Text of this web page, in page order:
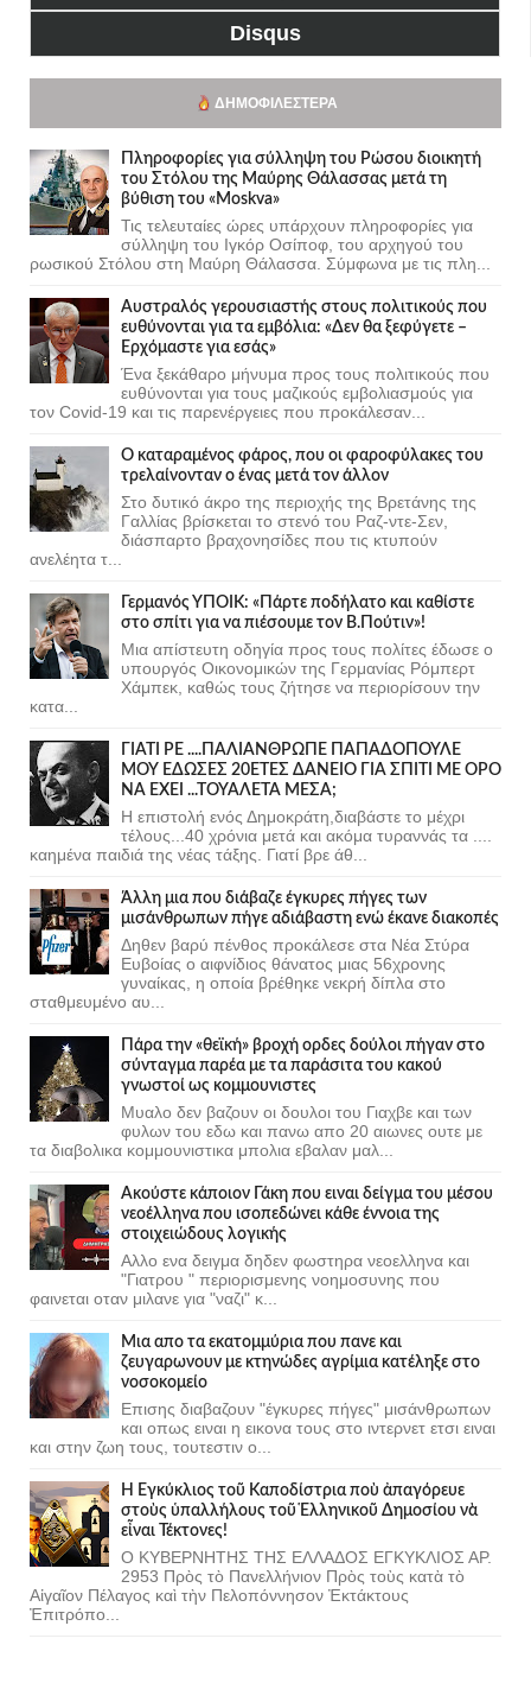
Disqus
ΔΗΜΟΦΙΛΈΣΤΕΡΑ
Πληροφορίες για σύλληψη του Ρώσου διοικητή
του Στόλου της Mαύρης Θάλασσας μετά τη
βύθιση του «Moskva»
Τις τελευταίες ώρες υπάρχουν πληροφορίες για
σύλληψη του Ιγκόρ Οσίποφ, του αρχηγού του
ρωσικού Στόλου στη Μαύρη Θάλασσα. Σύμφωνα με τις πλη...
Αυστραλός γερουσιαστής στους πολιτικούς που
ευθύνονται για τα εμβόλια: «Δεν θα ξεφύγετε –
Ερχόμαστε για εσάς»
Ένα ξεκάθαρο μήνυμα προς τους πολιτικούς που
ευθύνονται για τους μαζικούς εμβολιασμούς για
τον Covid-19 και τις παρενέργειες που προκάλεσαν...
Ο καταραμένος φάρος, που οι φαροφύλακες του
τρελαίνονταν ο ένας μετά τον άλλον
Στο δυτικό άκρο της περιοχής της Βρετάνης της
Γαλλίας βρίσκεται το στενό του Ραζ-ντε-Σεν,
διάσπαρτο βραχονησίδες που τις κτυπούν
ανελέητα τ...
Γερμανός ΥΠΟΙΚ: «Πάρτε ποδήλατο και καθίστε
στο σπίτι για να πιέσουμε τον Β.Πούτιν»!
Μια απίστευτη οδηγία προς τους πολίτες έδωσε ο
υπουργός Οικονομικών της Γερμανίας Ρόμπερτ
Χάμπεκ, καθώς τους ζήτησε να περιορίσουν την
κατα...
ΓΙΑΤΙ ΡΕ ....ΠΑΛΙΑΝΘΡΩΠΕ ΠΑΠΑΔΟΠΟΥΛΕ
ΜΟΥ ΕΔΩΣΕΣ 20ΕΤΕΣ ΔΑΝΕΙΟ ΓΙΑ ΣΠΙΤΙ ΜΕ ΟΡΟ
ΝΑ ΕΧΕΙ ...ΤΟΥΑΛΕΤΑ ΜΕΣΑ;
Η επιστολή ενός Δημοκράτη,διαβάστε το μέχρι
τέλους...40 χρόνια μετά και ακόμα τυραννάς τα ....
καημένα παιδιά της νέας τάξης. Γιατί βρε άθ...
Άλλη μια που διάβαζε έγκυρες πήγες των
μισάνθρωπων πήγε αδιάβαστη ενώ έκανε διακοπές
Δηθεν βαρύ πένθος προκάλεσε στα Νέα Στύρα
Ευβοίας ο αιφνίδιος θάνατος μιας 56χρονης
γυναίκας, η οποία βρέθηκε νεκρή δίπλα στο
σταθμευμένο αυ...
Πάρα την «θεϊκή» βροχή ορδες δούλοι πήγαν στο
σύνταγμα παρέα με τα παράσιτα του κακού
γνωστοί ως κομμουνιστες
Μυαλο δεν βαζουν οι δουλοι του Γιαχβε και των
φυλων του εδω και πανω απο 20 αιωνες ουτε με
τα διαβολικα κομμουνιστικα μπολια εβαλαν μαλ...
Ακούστε κάποιον Γάκη που ειναι δείγμα του μέσου
νεοέλληνα που ισοπεδώνει κάθε έννοια της
στοιχειώδους λογικής
Αλλο ενα δειγμα δηδεν φωστηρα νεοελληνα και
"Γιατρου " περιορισμενης νοημοσυνης που
φαινεται οταν μιλανε για "ναζι" κ...
Μια απο τα εκατομμύρια που πανε και
ζευγαρωνουν με κτηνώδες αγρίμια κατέληξε στο
νοσοκομείο
Επισης διαβαζουν "έγκυρες πήγες" μισάνθρωπων
και οπως ειναι η εικονα τους στο ιντερνετ ετσι ειναι
και στην ζωη τους, τουτεστιν ο...
Ἡ Ἐγκύκλιος τοῦ Καποδίστρια ποὺ ἀπαγόρευε
στοὺς ὑπαλλήλους τοῦ Ἑλληνικοῦ Δημοσίου νὰ
εἶναι Τέκτονες!
Ο ΚΥΒΕΡΝΗΤΗΣ ΤΗΣ ΕΛΛΑΔΟΣ ΕΓΚΥΚΛΙΟΣ ΑΡ.
2953 Πρὸς τὸ Πανελλήνιον Πρὸς τοὺς κατὰ τὸ
Αἰγαῖον Πέλαγος καὶ τὴν Πελοπόννησον Ἐκτάκτους
Ἐπιτρόπο...